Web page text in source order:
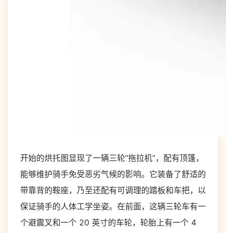
开始的烘托图显现了一辆三轮“拖拉机”，配有顶篷，
能够维护骑手免受恶劣气候的影响。它装备了舒适的
带靠背的鞍座，乃至还配有可调理的踏板和车把，以
保证骑手的人体工学坐姿。在前面，这辆三轮车有一
个避震叉和一个 20 英寸的车轮，轮胎上有一个 4